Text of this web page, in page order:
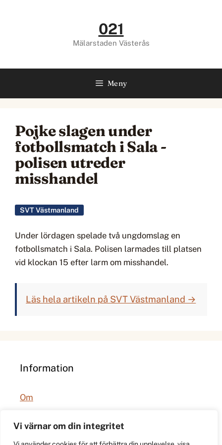
Vi värnar om din integritet
021
Mälarstaden Västerås
Meny
Pojke slagen under
fotbollsmatch i Sala -
polisen utreder
misshandel
SVT Västmanland
Under lördagen spelade två ungdomslag en
fotbollsmatch i Sala. Polisen larmades till platsen
vid klockan 15 efter larm om misshandel.
Läs hela artikeln på SVT Västmanland →
Information
Om